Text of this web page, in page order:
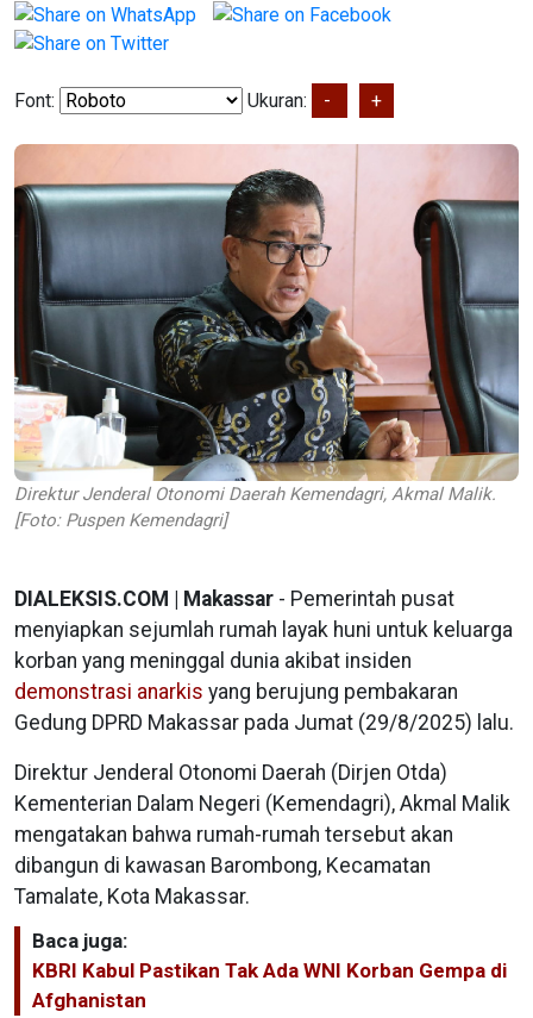
Font: Ukuran: - +
Direktur Jenderal Otonomi Daerah Kemendagri, Akmal Malik.
[Foto: Puspen Kemendagri]
DIALEKSIS.COM | Makassar - Pemerintah pusat
menyiapkan sejumlah rumah layak huni untuk keluarga
korban yang meninggal dunia akibat insiden
demonstrasi anarkis yang berujung pembakaran
Gedung DPRD Makassar pada Jumat (29/8/2025) lalu.
Direktur Jenderal Otonomi Daerah (Dirjen Otda)
Kementerian Dalam Negeri (Kemendagri), Akmal Malik
mengatakan bahwa rumah-rumah tersebut akan
dibangun di kawasan Barombong, Kecamatan
Tamalate, Kota Makassar.
Baca juga:
KBRI Kabul Pastikan Tak Ada WNI Korban Gempa di
Afghanistan